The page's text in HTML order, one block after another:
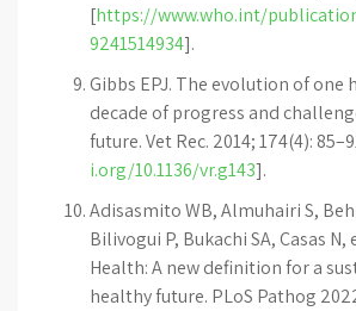
[https://www.who.int/
9241514934].
Gibbs EPJ. The evolution of one
decade of progress and
future. Vet Rec. 2014; 174(4):
i.org/10.1136/vr.g143].
Adisasmito WB, Almuhairi S,
Bilivogui P, Bukachi SA, Casas N,
Health: A new definition for a
healthy future. PLoS Pathog